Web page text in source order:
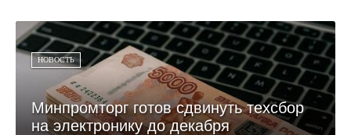
НОВОСТЬ
Минпромторг готов сдвинуть техсбор
на электронику до декабря